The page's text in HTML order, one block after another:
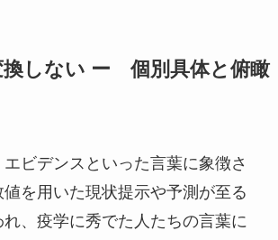
しない ー 個別具体と俯瞰
ビデンスといった言葉に象徴さ
を用いた現状提示や予測が至る
、疫学に秀でた人たちの言葉に